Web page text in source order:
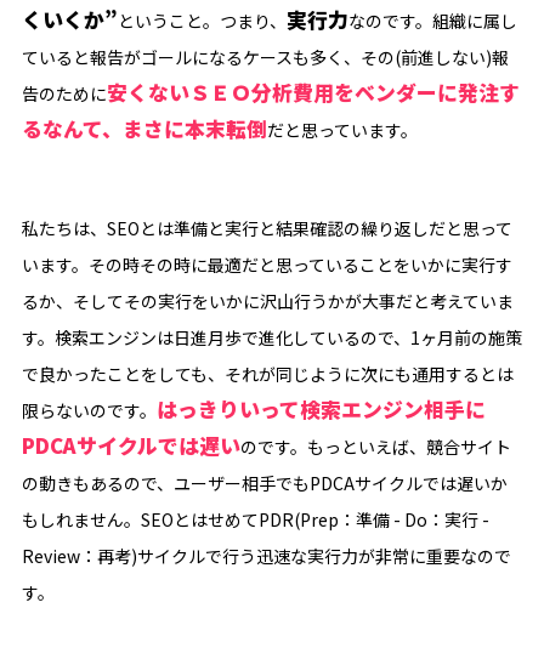
くいくか”ということ。つまり、 実行力なのです。組織に属し
ていると報告がゴールになるケースも多く、その(前進しない)報
告のために安くないＳＥＯ分析費用をベンダーに発注す
るなんて、まさに本末転倒だと思っています。
私たちは、SEOとは準備と実行と結果確認の繰り返しだと思って
います。その時その時に最適だと思っていることをいかに実行す
るか、そしてその実行をいかに沢山行うかが大事だと考えていま
す。検索エンジンは日進月歩で進化しているので、1ヶ月前の施策
で良かったことをしても、それが同じように次にも通用するとは
限らないのです。 はっきりいって検索エンジン相手に
PDCAサイクルでは遅いのです。もっといえば、競合サイト
の動きもあるので、ユーザー相手でもPDCAサイクルでは遅いか
もしれません。SEOとはせめてPDR(Prep：準備 - Do：実行 -
Review：再考)サイクルで行う迅速な実行力が非常に重要なので
す。